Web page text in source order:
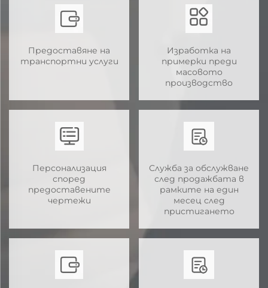
Предоставяне на
транспортни услуги
Изработка на
примерки преди
масовото
производство
Персонализация
според
предоставените
чертежи
Служба за обслужване
след продажбата в
рамките на един
месец след
пристигането